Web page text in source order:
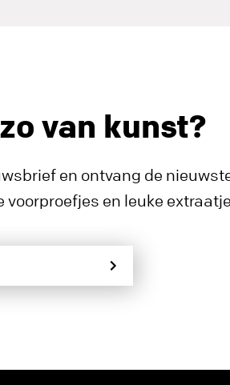
van kunst?
en ontvang de
en leuke